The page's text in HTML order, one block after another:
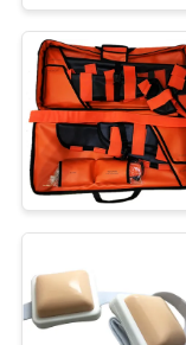
PROPOS
DE
NOUS
VISITE
DE
L'USINE
Kit